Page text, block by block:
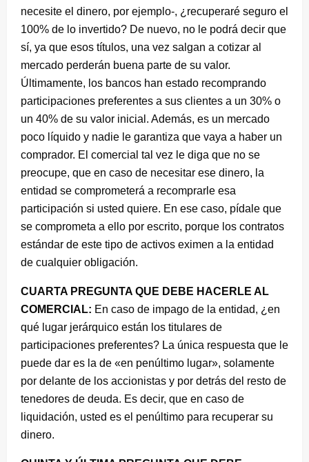
necesite el dinero, por ejemplo-, ¿recuperaré seguro el
100% de lo invertido? De nuevo, no le podrá decir que
sí, ya que esos títulos, una vez salgan a cotizar al
mercado perderán buena parte de su valor.
Últimamente, los bancos han estado recomprando
participaciones preferentes a sus clientes a un 30% o
un 40% de su valor inicial. Además, es un mercado
poco líquido y nadie le garantiza que vaya a haber un
comprador. El comercial tal vez le diga que no se
preocupe, que en caso de necesitar ese dinero, la
entidad se comprometerá a recomprarle esa
participación si usted quiere. En ese caso, pídale que
se comprometa a ello por escrito, porque los contratos
estándar de este tipo de activos eximen a la entidad
de cualquier obligación.
CUARTA PREGUNTA QUE DEBE HACERLE AL
COMERCIAL: En caso de impago de la entidad, ¿en
qué lugar jerárquico están los titulares de
participaciones preferentes? La única respuesta que le
puede dar es la de «en penúltimo lugar», solamente
por delante de los accionistas y por detrás del resto de
tenedores de deuda. Es decir, que en caso de
liquidación, usted es el penúltimo para recuperar su
dinero.